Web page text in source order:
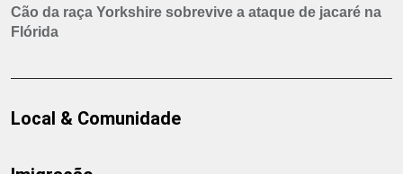
Cão da raça Yorkshire sobrevive a ataque de jacaré na
Flórida
Local & Comunidade